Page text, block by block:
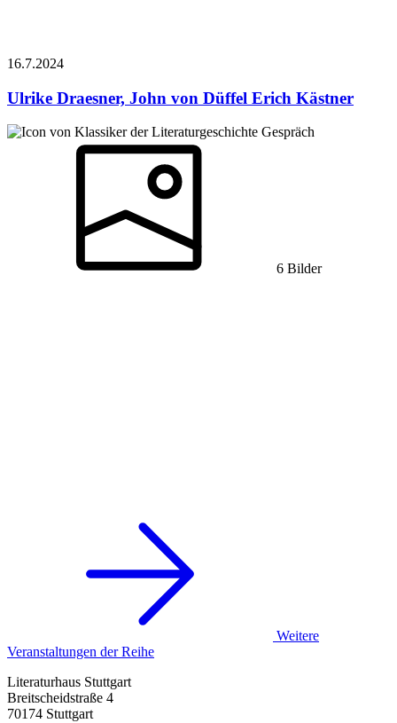
16.7.2024
Ulrike Draesner, John von Düffel Erich Kästner
Gespräch
6 Bilder
Weitere
Veranstaltungen der Reihe
Literaturhaus Stuttgart
Breitscheidstraße 4
70174 Stuttgart